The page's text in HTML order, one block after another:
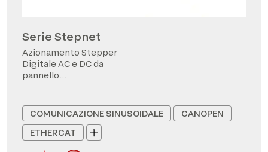
Serie Stepnet
Azionamento Stepper
Digitale AC e DC da
pannello
COMUNICAZIONE SINUSOIDALE
CANOPEN
ETHERCAT